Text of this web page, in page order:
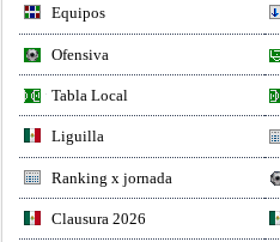
Equipos
Ofensiva
Tabla Local
Liguilla
Ranking x jornada
Clausura 2026